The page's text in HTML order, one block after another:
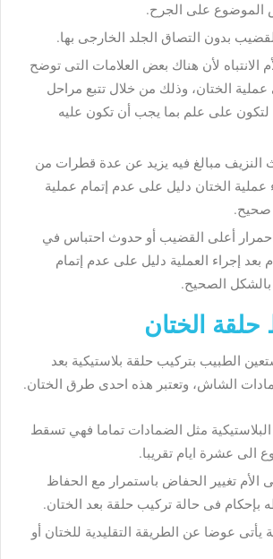
على الجرح.
بدون التصاق الجلد الخارجى بها.
الانتباه لأن هناك بعض العلامات التى توضح
الختان، وذلك من خلال تتبع مراحل
لتكون على علم بما يجب أن تكون عليه
مبالغ فيه يزيد عن عدة قطرات من
عملية الختان دليل على عدم إتمام عملية
صحيح.
أعلى القضيب أو حدوث احتباس في
بعد إجراء العملية دليل على عدم إتمام
بالشكل الصحيح.
الختان
الطبيب بتركيب حلقة بلاستيكية بعد
الشاش، وتعتبر هذه احدى طرق الختان.
البلاستيكية مثل الضمادات تماما فهي تسقط
الى عشرة ايام تقريبا.
تغيير الحفاض باستمرار مع الحفاظ
بإحكام فى حالة تركيب حلقة بعد الختان.
يأتى عوضا عن الطريقة التقليدية للختان أو